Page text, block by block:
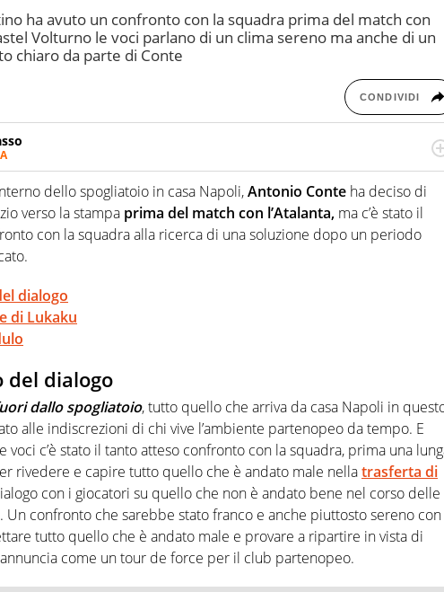
ha avuto un confronto con la squadra prima del match con
Volturno le voci parlano di un clima sereno ma anche di un
chiaro da parte di Conte
CONDIVIDI
americani non hanno segreti: basket, football, baseball e la capacità
la notizia dove altri non vedono granché
dello spogliatoio in casa Napoli,Antonio Conte ha deciso di
verso la stampa prima del match con l’Atalanta, ma c’è stato il
con la squadra alla ricerca di una soluzione dopo un periodo
dialogo
di Lukaku
del dialogo
dallo spogliatoio, tutto quello che arriva da casa Napoli in
alle indiscrezioni di chi vive l’ambiente partenopeo da tempo. E
voci c’è stato il tanto atteso confronto con la squadra, prima una
rivedere e capire tutto quello che è andato male nellatrasferta di
con i giocatori su quello che non è andato bene nel corso delle
Un confronto che sarebbe stato franco e anche piuttosto sereno con
tutto quello che è andato male e provare a ripartire in vista di
come un tour de force per il club partenopeo.